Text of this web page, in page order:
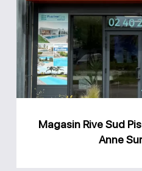
Magasin Rive Sud
Anne